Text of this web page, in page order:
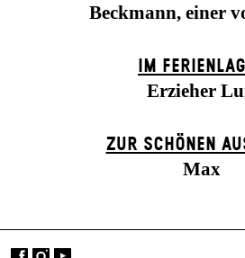
Beckmann, einer
IM
Erzieher
ZUR SCHÖNEN
Max